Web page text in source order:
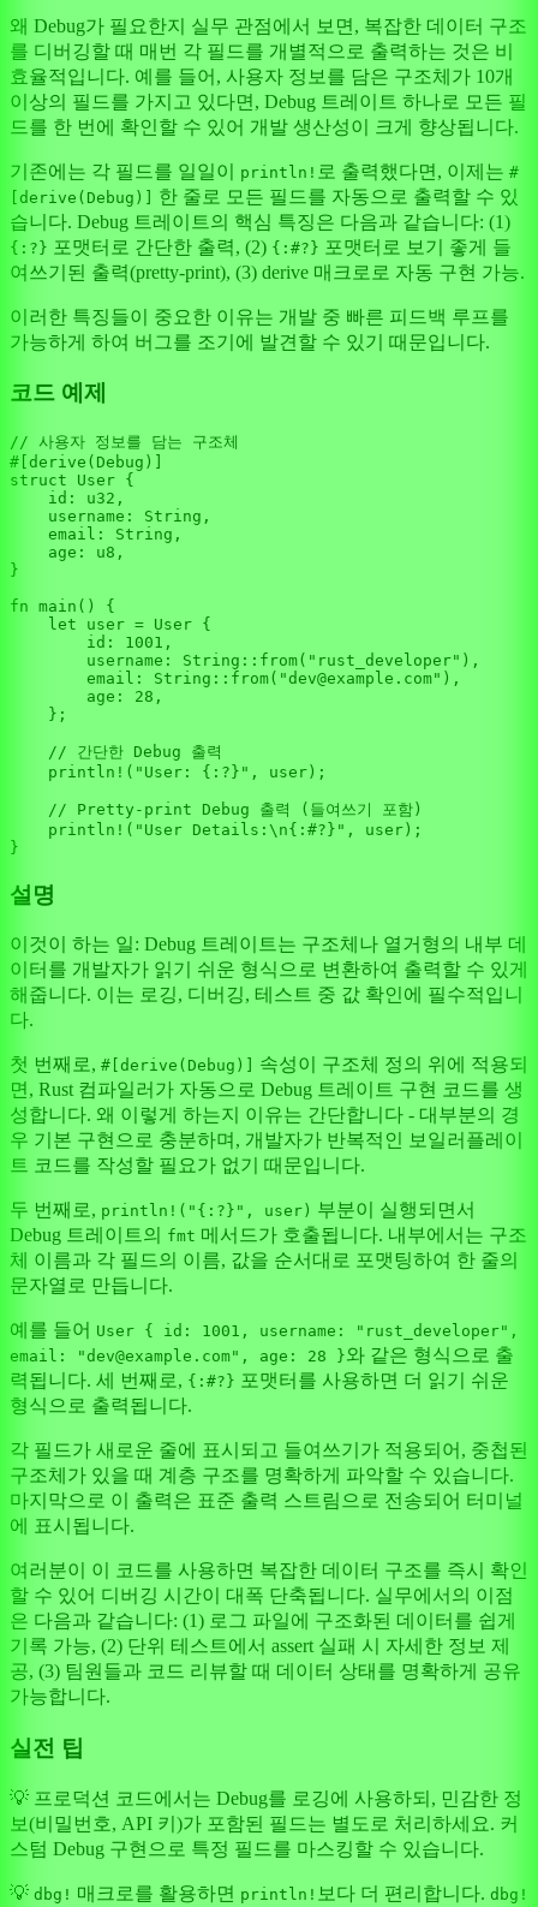
왜 Debug가 필요한지 실무 관점에서 보면, 복잡한 데이터 구조
를 디버깅할 때 매번 각 필드를 개별적으로 출력하는 것은 비
효율적입니다. 예를 들어, 사용자 정보를 담은 구조체가 10개
이상의 필드를 가지고 있다면, Debug 트레이트 하나로 모든 필
드를 한 번에 확인할 수 있어 개발 생산성이 크게 향상됩니다.
기존에는 각 필드를 일일이 println! 로 출력했다면, 이제는 #
[derive(Debug)] 한 줄로 모든 필드를 자동으로 출력할 수 있
습니다. Debug 트레이트의 핵심 특징은 다음과 같습니다: (1)
{:?} 포맷터로 간단한 출력, (2) {:#?} 포맷터로 보기 좋게 들
여쓰기된 출력(pretty-print), (3) derive 매크로로 자동 구현 가능.
이러한 특징들이 중요한 이유는 개발 중 빠른 피드백 루프를
가능하게 하여 버그를 조기에 발견할 수 있기 때문입니다.
코드 예제
// 사용자 정보를 담는 구조체
#[derive(Debug)]
struct
User {
    id:
u32 ,
    username:
String ,
    email:
String ,
    age:
u8 ,
}
fn main () {
let
user = User {
        id:
1001 ,
        username:
String :: from( "rust_developer" ),
        email:
String :: from( "dev@example.com" ),
        age:
28 ,
    };
// 간단한 Debug 출력
println! ( "User: {:?}" , user);
// Pretty-print Debug 출력 (들여쓰기 포함)
println! ( "User Details:\n{:#?}" , user);
설명
이것이 하는 일: Debug 트레이트는 구조체나 열거형의 내부 데
이터를 개발자가 읽기 쉬운 형식으로 변환하여 출력할 수 있게
해줍니다. 이는 로깅, 디버깅, 테스트 중 값 확인에 필수적입니
다.
첫 번째로, #[derive(Debug)]
속성이 구조체 정의 위에 적용되
면, Rust 컴파일러가 자동으로 Debug 트레이트 구현 코드를 생
성합니다. 왜 이렇게 하는지 이유는 간단합니다 - 대부분의 경
우 기본 구현으로 충분하며, 개발자가 반복적인 보일러플레이
트 코드를 작성할 필요가 없기 때문입니다.
두 번째로, println!("{:?}", user) 부분이 실행되면서
Debug 트레이트의 fmt 메서드가 호출됩니다. 내부에서는 구조
체 이름과 각 필드의 이름, 값을 순서대로 포맷팅하여 한 줄의
문자열로 만듭니다.
예를 들어 User { id: 1001, username: "rust_developer",
email: "dev@example.com", age: 28 }와 같은 형식으로 출
력됩니다. 세 번째로, {:#?} 포맷터를 사용하면 더 읽기 쉬운
형식으로 출력됩니다.
각 필드가 새로운 줄에 표시되고 들여쓰기가 적용되어, 중첩된
구조체가 있을 때 계층 구조를 명확하게 파악할 수 있습니다.
마지막으로 이 출력은 표준 출력 스트림으로 전송되어 터미널
에 표시됩니다.
여러분이 이 코드를 사용하면 복잡한 데이터 구조를 즉시 확인
할 수 있어 디버깅 시간이 대폭 단축됩니다. 실무에서의 이점
은 다음과 같습니다: (1) 로그 파일에 구조화된 데이터를 쉽게
기록 가능, (2) 단위 테스트에서 assert 실패 시 자세한 정보 제
공, (3) 팀원들과 코드 리뷰할 때 데이터 상태를 명확하게 공유
가능합니다.
실전 팁
💡 프로덕션 코드에서는 Debug를 로깅에 사용하되, 민감한 정
보(비밀번호, API 키)가 포함된 필드는 별도로 처리하세요. 커
스텀 Debug 구현으로 특정 필드를 마스킹할 수 있습니다.
💡 dbg! 매크로를 활용하면 println! 보다 더 편리합니다. dbg!